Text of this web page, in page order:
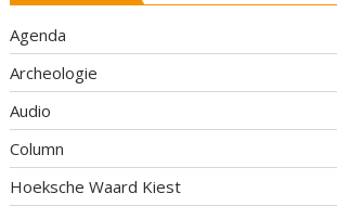
Agenda
Archeologie
Audio
Column
Hoeksche Waard Kiest